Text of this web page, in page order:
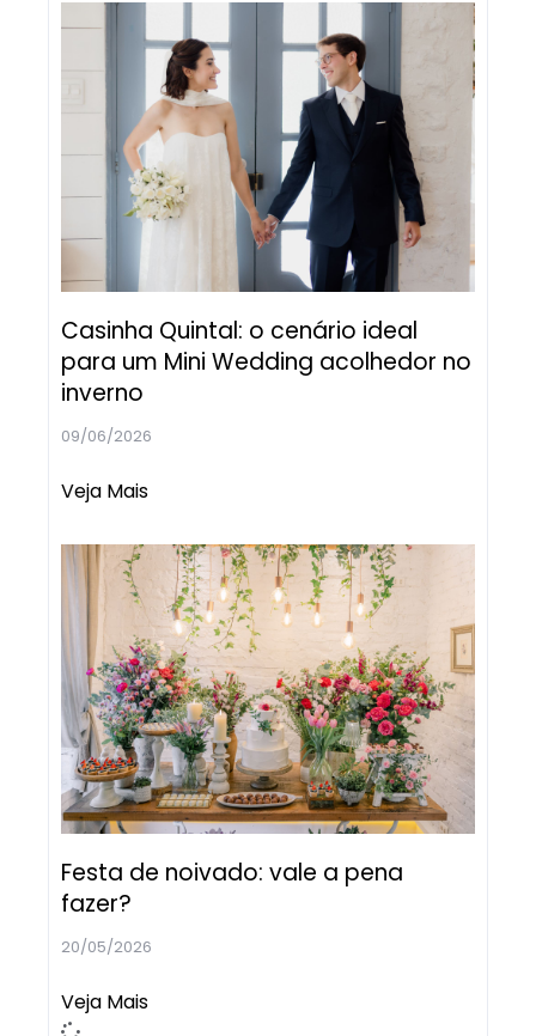
Casinha Quintal: o cenário ideal
para um Mini Wedding acolhedor no
inverno
09/06/2026
Veja Mais
Festa de noivado: vale a pena
fazer?
20/05/2026
Veja Mais